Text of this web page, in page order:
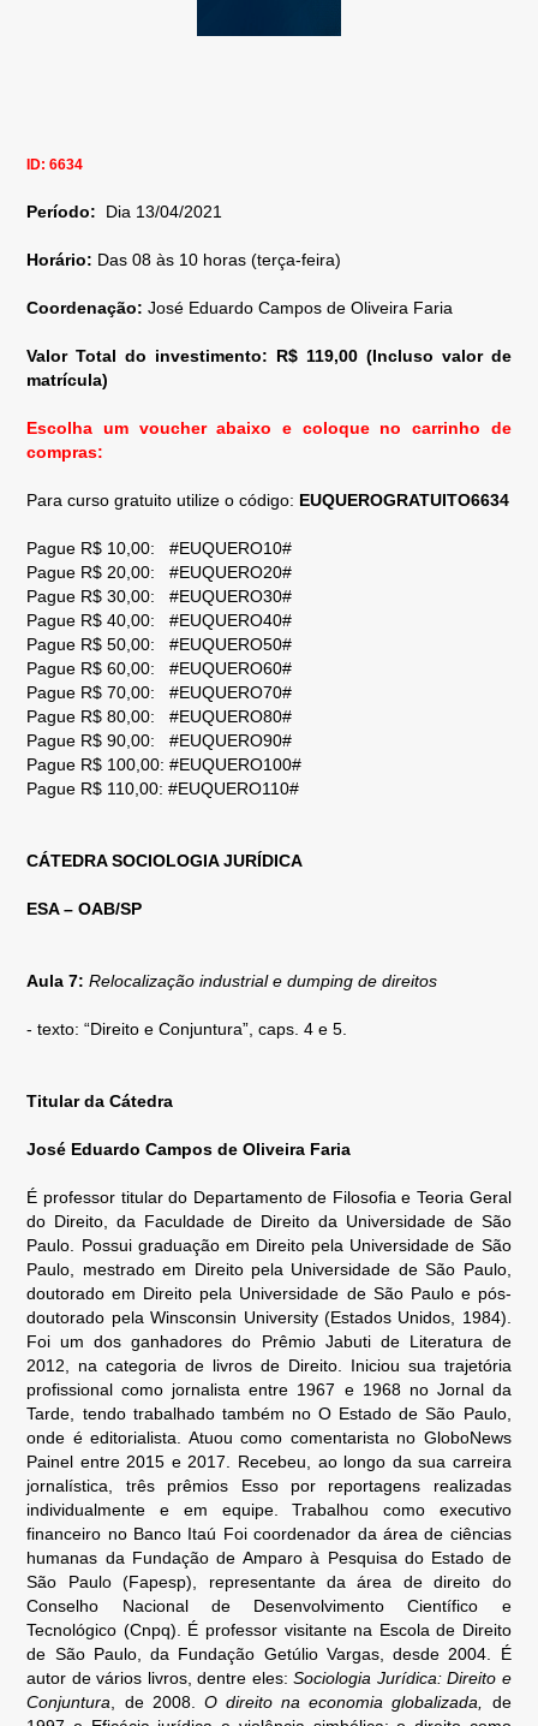
ID: 6634
Período: Dia 13/04/2021
Horário: Das 08 às 10 horas (terça-feira)
Coordenação:José Eduardo Campos de Oliveira Faria
Valor Total do investimento: R$ 119,00 (Incluso valor de
matrícula)
Escolha um voucher abaixo e coloque no carrinho de
compras:
Para curso gratuito utilize o código: EUQUEROGRATUITO6634
Pague R$ 10,00: #EUQUERO10#
Pague R$ 20,00: #EUQUERO20#
Pague R$ 30,00: #EUQUERO30#
Pague R$ 40,00: #EUQUERO40#
Pague R$ 50,00: #EUQUERO50#
Pague R$ 60,00: #EUQUERO60#
Pague R$ 70,00: #EUQUERO70#
Pague R$ 80,00: #EUQUERO80#
Pague R$ 90,00: #EUQUERO90#
Pague R$ 100,00: #EUQUERO100#
Pague R$ 110,00: #EUQUERO110#
CÁTEDRA SOCIOLOGIA JURÍDICA
ESA – OAB/SP
Aula 7: Relocalização industrial e dumping de direitos
- texto: “Direito e Conjuntura”, caps. 4 e 5.
Titular da Cátedra
José Eduardo Campos de Oliveira Faria
É professor titular do Departamento de Filosofia e Teoria Geral
do Direito, da Faculdade de Direito da Universidade de São
Paulo. Possui graduação em Direito pela Universidade de São
Paulo, mestrado em Direito pela Universidade de São Paulo,
doutorado em Direito pela Universidade de São Paulo e pós-
doutorado pela Winsconsin University (Estados Unidos, 1984).
Foi um dos ganhadores do Prêmio Jabuti de Literatura de
2012, na categoria de livros de Direito. Iniciou sua trajetória
profissional como jornalista entre 1967 e 1968 no Jornal da
Tarde, tendo trabalhado também no O Estado de São Paulo,
onde é editorialista. Atuou como comentarista no GloboNews
Painel entre 2015 e 2017. Recebeu, ao longo da sua carreira
jornalística, três prêmios Esso por reportagens realizadas
individualmente e em equipe. Trabalhou como executivo
financeiro no Banco Itaú Foi coordenador da área de ciências
humanas da Fundação de Amparo à Pesquisa do Estado de
São Paulo (Fapesp), representante da área de direito do
Conselho Nacional de Desenvolvimento Científico e
Tecnológico (Cnpq). É professor visitante na Escola de Direito
de São Paulo, da Fundação Getúlio Vargas, desde 2004. É
autor de vários livros, dentre eles:Sociologia Jurídica: Direito e
Conjuntura , de 2008. O direito na economia globalizada,
de